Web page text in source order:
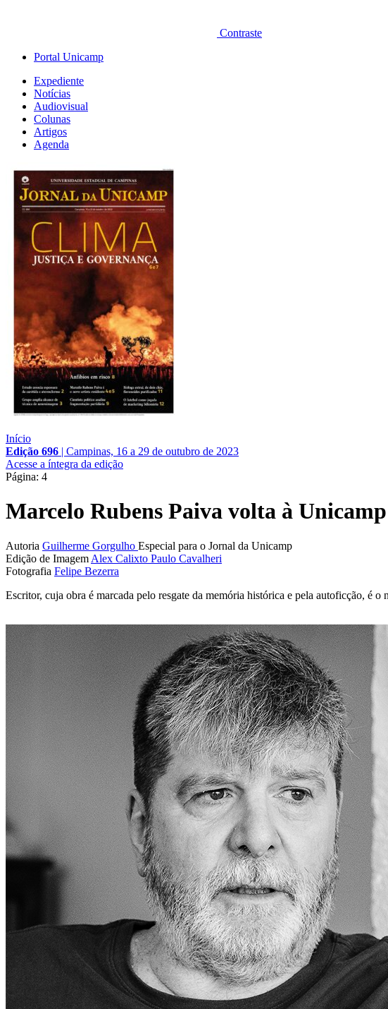
Contraste
Portal Unicamp
Expediente
Notícias
Audiovisual
Colunas
Artigos
Agenda
Início
Edição 696 | Campinas, 16 a 29 de outubro de 2023
Acesse a íntegra da edição
Página: 4
Marcelo Rubens Paiva volta à Unicamp
Autoria Guilherme Gorgulho Especial para o Jornal da Unicamp
Edição de Imagem Alex Calixto Paulo Cavalheri
Fotografia Felipe Bezerra
Escritor, cuja obra é marcada pelo resgate da memória histórica e pela autoficção, é